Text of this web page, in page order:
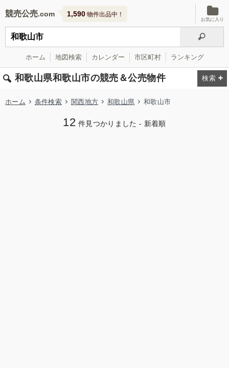
競売公売 1,590 物件出品中！
お気に入り
ホーム 地図検索 カレンダー 市区町村 ランキング
和歌山県和歌山市の競売＆公売物件
ホーム 条件検索 関西地方 和歌山県 和歌山市
12 件見つかりました - 新着順